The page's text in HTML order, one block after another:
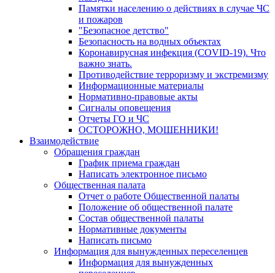
Памятки населению о действиях в случае ЧС
и пожаров
"Безопасное детство"
Безопасность на водных объектах
Коронавирусная инфекция (COVID-19). Что
важно знать.
Противодействие терроризму и экстремизму
Информационные материалы
Нормативно-правовые акты
Сигналы оповещения
Отчеты ГО и ЧС
ОСТОРОЖНО, МОШЕННИКИ!
Взаимодействие
Обращения граждан
График приема граждан
Написать электронное письмо
Общественная палата
Отчет о работе Общественной палаты
Положение об общественной палате
Состав общественной палаты
Нормативные документы
Написать письмо
Информация для вынужденных переселенцев
Информация для вынужденных